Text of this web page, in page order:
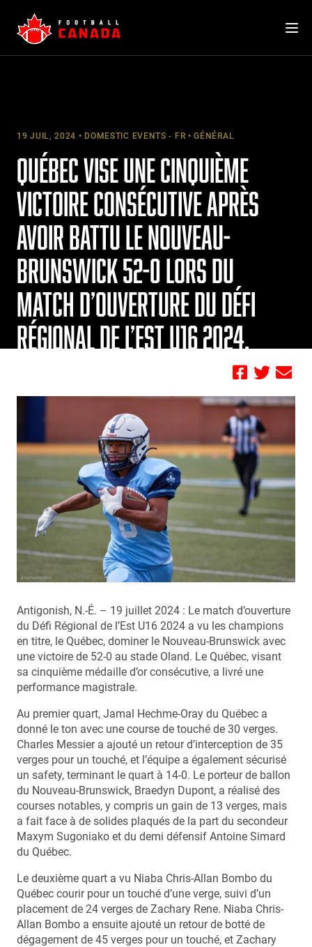
content
19 JUIL, 2024 DOMESTIC EVENTS - FR GÉNÉRAL
QUÉBEC VISE UNE CINQUIÈME
VICTOIRE CONSÉCUTIVE APRÈS
AVOIR BATTU LE NOUVEAU-
BRUNSWICK 52-0 LORS DU
MATCH D’OUVERTURE DU DÉFI
RÉGIONAL DE L’EST U16 2024.
Antigonish, N.-É. – 19 juillet 2024 : Le match d’ouverture
du Défi Régional de l’Est U16 2024 a vu les champions
en titre, le Québec, dominer le Nouveau-Brunswick avec
une victoire de 52-0 au stade Oland. Le Québec, visant
sa cinquième médaille d’or consécutive, a livré une
performance magistrale.
Au premier quart, Jamal Hechme-Oray du Québec a
donné le ton avec une course de touché de 30 verges.
Charles Messier a ajouté un retour d’interception de 35
verges pour un touché, et l’équipe a également sécurisé
un safety, terminant le quart à 14-0. Le porteur de ballon
du Nouveau-Brunswick, Braedyn Dupont, a réalisé des
courses notables, y compris un gain de 13 verges, mais
a fait face à de solides plaqués de la part du secondeur
Maxym Sugoniako et du demi défensif Antoine Simard
du Québec.
Le deuxième quart a vu Niaba Chris-Allan Bombo du
Québec courir pour un touché d’une verge, suivi d’un
placement de 24 verges de Zachary Rene. Niaba Chris-
Allan Bombo a ensuite ajouté un retour de botté de
dégagement de 45 verges pour un touché, et Zachary